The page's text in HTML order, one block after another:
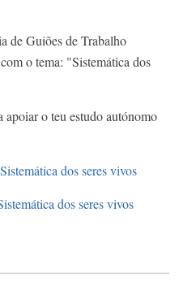
de Guiões de Trabalho
o tema: "Sistemática dos
apoiar o teu estudo autónomo
dos seres vivos
dos seres vivos